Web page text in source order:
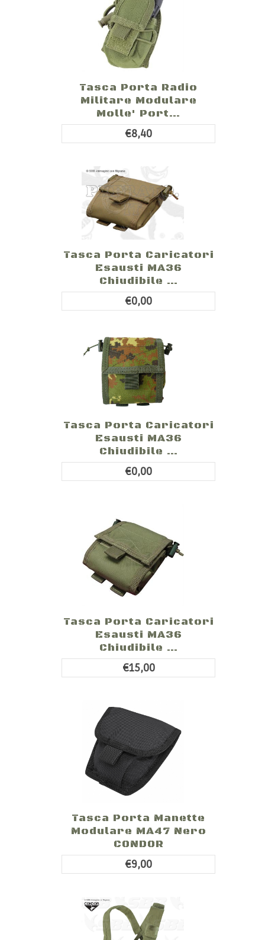
Tasca Porta Radio
Militare Modulare
Molle' Port...
€8,40
Tasca Porta Caricatori
Esausti MA36
Chiudibile ...
€0,00
Tasca Porta Caricatori
Esausti MA36
Chiudibile ...
€0,00
Tasca Porta Caricatori
Esausti MA36
Chiudibile ...
€15,00
Tasca Porta Manette
Modulare MA47 Nero
CONDOR
€9,00